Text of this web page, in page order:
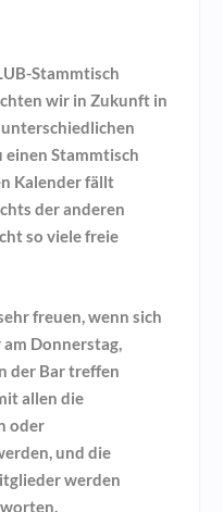
Stammtisch
wir in Zukunft in
einen Stammtisch
Kalender fällt
der anderen
so viele freie
freuen, wenn sich
am Donnerstag,
der Bar treffen
allen die
oder
und die
werden